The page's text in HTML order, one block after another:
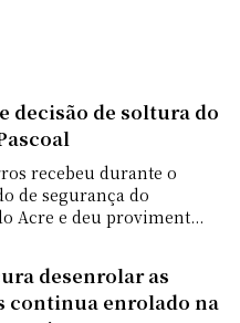
decisão de soltura do
recebeu durante o
de segurança do
Acre e deu proviment...
desenrolar as
continua enrolado na